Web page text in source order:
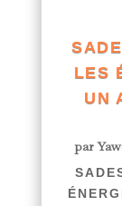
LES
UN
par